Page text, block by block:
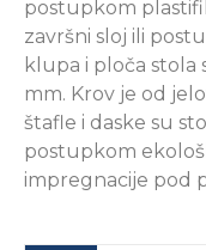
postupkom
završni sloj ili
klupa i ploča stola
mm. Krov je od
štafle i daske su
postupkom
impregnacije pod